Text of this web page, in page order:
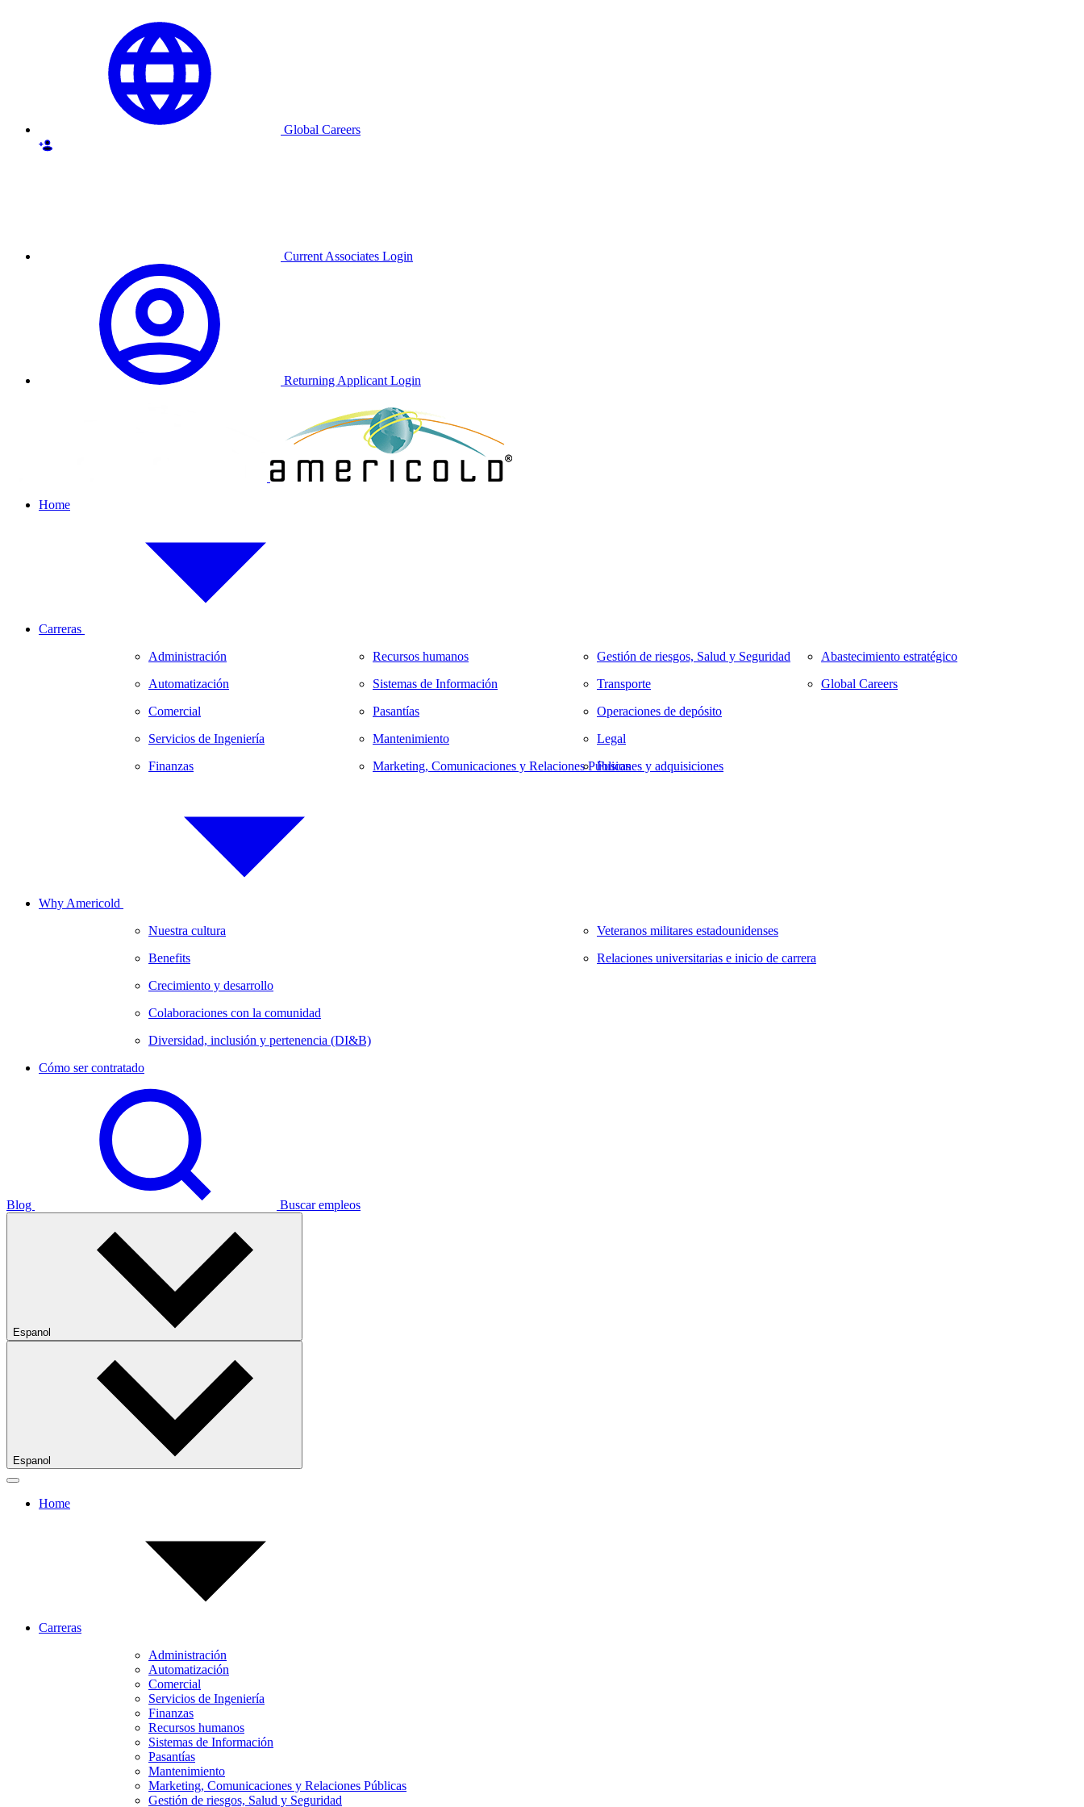
Global Careers
Current Associates Login
Returning Applicant Login
Home
Carreras
Administración
Automatización
Comercial
Servicios de Ingeniería
Finanzas
Recursos humanos
Sistemas de Información
Pasantías
Mantenimiento
Marketing, Comunicaciones y Relaciones Públicas
Gestión de riesgos, Salud y Seguridad
Transporte
Operaciones de depósito
Legal
Fusiones y adquisiciones
Abastecimiento estratégico
Global Careers
Why Americold
Nuestra cultura
Benefits
Crecimiento y desarrollo
Colaboraciones con la comunidad
Diversidad, inclusión y pertenencia (DI&B)
Veteranos militares estadounidenses
Relaciones universitarias e inicio de carrera
Cómo ser contratado
Blog Buscar empleos
Espanol
Espanol
Home
Carreras
Administración
Automatización
Comercial
Servicios de Ingeniería
Finanzas
Recursos humanos
Sistemas de Información
Pasantías
Mantenimiento
Marketing, Comunicaciones y Relaciones Públicas
Gestión de riesgos, Salud y Seguridad